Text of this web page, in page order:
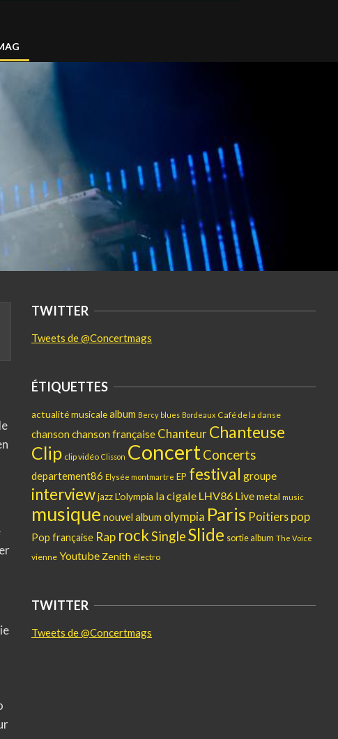
TWITTER
Tweets de @Concertmags
ÉTIQUETTES
actualité musicalealbum Bercy blues Bordeaux Café de la danse
chanson chanson française ChanteurChanteuse
Clip clip vidéo Clisson ConcertConcerts
departement86 Elysée montmartre EP festival groupe
interviewjazzL'olympia la cigale LHV86 Livemetal music
musique nouvel album olympia Paris Poitiers pop
Pop française Rap rockSingleSlide sortie album The Voice
vienne Youtube Zenith électro
TWITTER
Tweets de @Concertmags